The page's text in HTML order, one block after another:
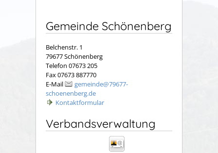
Gemeinde Schönenberg
Belchenstr. 1
79677 Schönenberg
Telefon 07673 205
Fax 07673 887770
E-Mail
gemeinde@79677-
schoenenberg.de
Kontaktformular
Verbandsverwaltung